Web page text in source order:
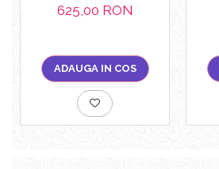
625,00 RON
ADAUGA IN COS